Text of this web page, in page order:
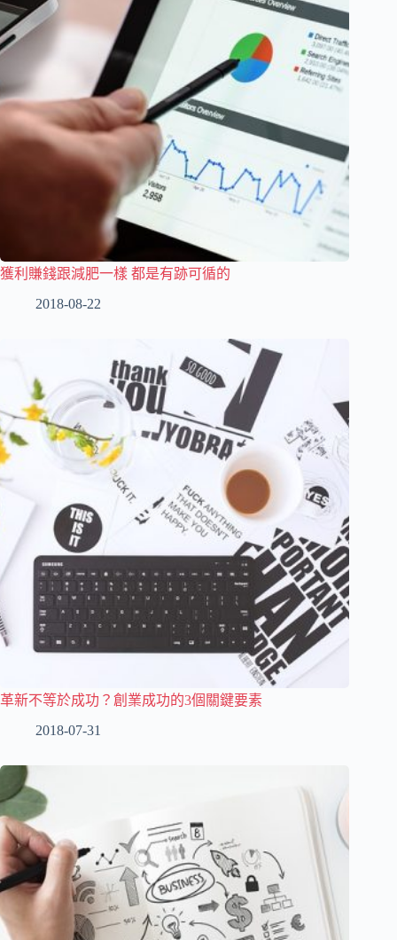
獲利賺錢跟減肥一樣 都是有跡可循的
2018-08-22
革新不等於成功？創業成功的3個關鍵要素
2018-07-31